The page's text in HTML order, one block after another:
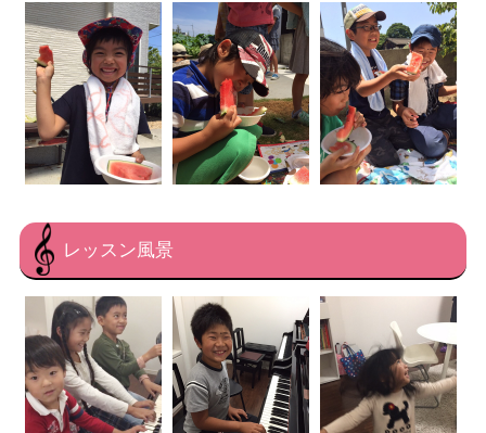
レッスン風景